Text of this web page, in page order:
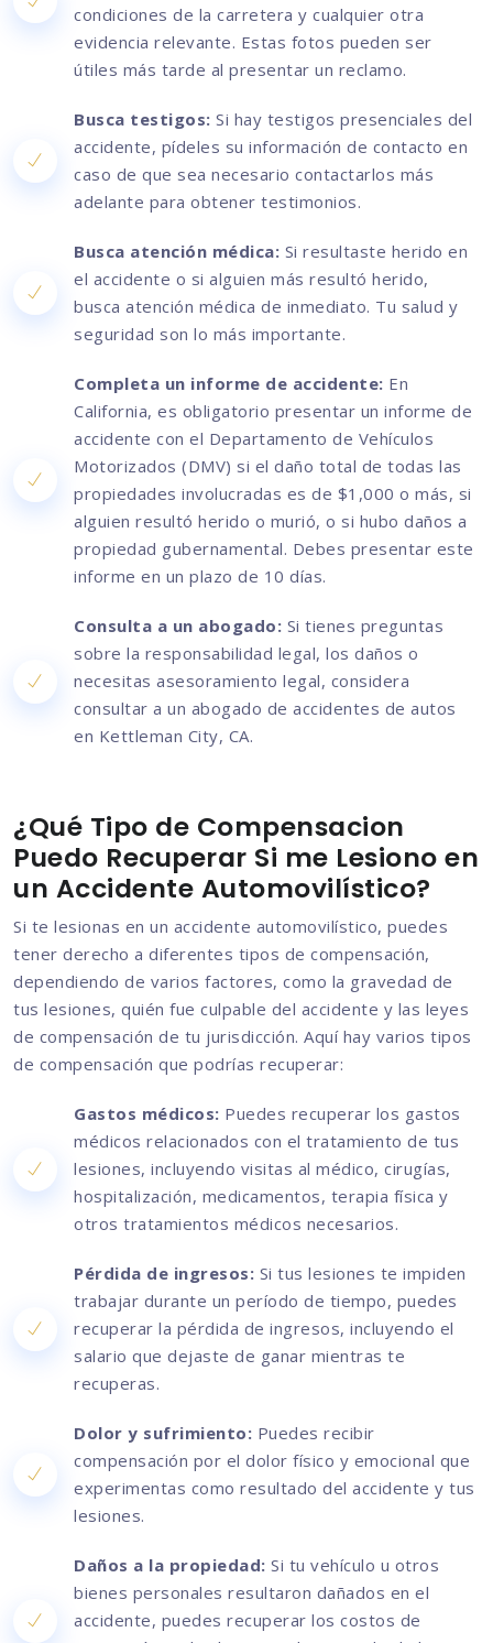
condiciones de la carretera y cualquier otra
evidencia relevante. Estas fotos pueden ser
útiles más tarde al presentar un reclamo.
Busca testigos: Si hay testigos presenciales del
accidente, pídeles su información de contacto en
caso de que sea necesario contactarlos más
adelante para obtener testimonios.
Busca atención médica: Si resultaste herido en
el accidente o si alguien más resultó herido,
busca atención médica de inmediato. Tu salud y
seguridad son lo más importante.
Completa un informe de accidente: En
California, es obligatorio presentar un informe de
accidente con el Departamento de Vehículos
Motorizados (DMV) si el daño total de todas las
propiedades involucradas es de $1,000 o más, si
alguien resultó herido o murió, o si hubo daños a
propiedad gubernamental. Debes presentar este
informe en un plazo de 10 días.
Consulta a un abogado: Si tienes preguntas
sobre la responsabilidad legal, los daños o
necesitas asesoramiento legal, considera
consultar a un abogado de accidentes de autos
en Kettleman City, CA.
¿Qué Tipo de Compensacion
Puedo Recuperar Si me Lesiono en
un Accidente Automovilístico?
Si te lesionas en un accidente automovilístico, puedes
tener derecho a diferentes tipos de compensación,
dependiendo de varios factores, como la gravedad de
tus lesiones, quién fue culpable del accidente y las leyes
de compensación de tu jurisdicción. Aquí hay varios tipos
de compensación que podrías recuperar:
Gastos médicos: Puedes recuperar los gastos
médicos relacionados con el tratamiento de tus
lesiones, incluyendo visitas al médico, cirugías,
hospitalización, medicamentos, terapia física y
otros tratamientos médicos necesarios.
Pérdida de ingresos: Si tus lesiones te impiden
trabajar durante un período de tiempo, puedes
recuperar la pérdida de ingresos, incluyendo el
salario que dejaste de ganar mientras te
recuperas.
Dolor y sufrimiento: Puedes recibir
compensación por el dolor físico y emocional que
experimentas como resultado del accidente y tus
lesiones.
Daños a la propiedad: Si tu vehículo u otros
bienes personales resultaron dañados en el
accidente, puedes recuperar los costos de